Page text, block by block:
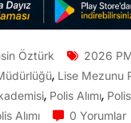
Öztürk 2026
, Lise Mezunu
, Polis Alımı,
Alımı 0 Yorumlar